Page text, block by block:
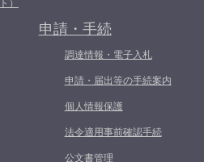
）
申請・手続
調達情報・電子入札
申請・届出等の手続案内
個人情報保護
法令適用事前確認手続
公文書管理